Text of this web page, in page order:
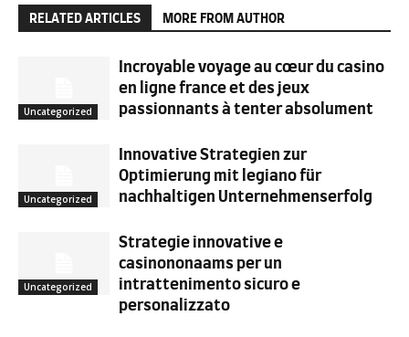
RELATED ARTICLES MORE FROM AUTHOR
Uncategorized
Incroyable voyage au cœur du casino
en ligne france et des jeux
passionnants à tenter absolument
Uncategorized
Innovative Strategien zur
Optimierung mit legiano für
nachhaltigen Unternehmenserfolg
Uncategorized
Strategie innovative e
casinononaams per un
intrattenimento sicuro e
personalizzato